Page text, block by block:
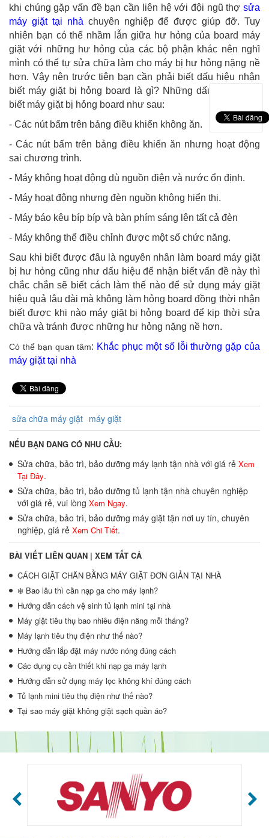
khi chúng gặp vấn đề bạn cần liên hệ với đội ngũ thợ sửa
máy giặt tại nhà chuyên nghiệp để được giúp đỡ. Tuy
nhiên bạn có thể nhầm lẫn giữa hư hỏng của board máy
giặt với những hư hỏng của các bộ phận khác nên nghĩ
mình có thể tự sửa chữa làm cho máy bị hư hỏng nặng nề
hơn. Vậy nên trước tiên bạn cần phải biết dấu hiệu nhận
biết máy giặt bị hỏng board là gì? Những dấu hiệu nhận
biết máy giặt bị hỏng board như sau:
- Các nút bấm trên bảng điều khiển không ăn.
- Các nút bấm trên bảng điều khiển ăn nhưng hoạt động
sai chương trình.
- Máy không hoạt động dù nguồn điện và nước ổn định.
- Máy hoạt động nhưng đèn nguồn không hiển thị.
- Máy báo kêu bíp bíp và bàn phím sáng lên tất cả đèn
- Máy không thể điều chỉnh được một số chức năng.
Sau khi biết được đâu là nguyên nhân làm board máy giặt
bị hư hỏng cũng như dấu hiệu để nhận biết vấn đề này thì
chắc chắn sẽ biết cách làm thế nào để sử dụng máy giặt
hiệu quả lâu dài mà không làm hỏng board đồng thời nhận
biết được khi nào máy giặt bị hỏng board để kịp thời sửa
chữa và tránh được những hư hỏng nặng nề hơn.
Có thể bạn quan tâm: Khắc phục một số lỗi thường gặp của
máy giặt tại nhà
sửa chữa máy giặt máy giặt
NẾU BẠN ĐANG CÓ NHU CẦU:
Sửa chữa, bảo trì, bảo dưỡng máy lạnh tận nhà với giá rẻ Xem
Tại Đây.
Sửa chữa, bảo trì, bảo dưỡng tủ lạnh tận nhà chuyên nghiệp
với giá rẻ, vui lòng Xem Ngay.
Sửa chữa, bảo trì, bảo dưỡng máy giặt tận nơi uy tín, chuyên
nghiệp, giá rẻ Xem Chi Tiết.
BÀI VIẾT LIÊN QUAN | XEM TẤT CẢ
CÁCH GIẶT CHĂN BẰNG MÁY GIẶT ĐƠN GIẢN TẠI NHÀ
❄️ Bao lâu thì cần nạp ga cho máy lạnh?
Hướng dẫn cách vệ sinh tủ lạnh mini tại nhà
Máy giặt tiêu thụ bao nhiêu điện năng mỗi tháng?
Máy lạnh tiêu thụ điện như thế nào?
Hướng dẫn lắp đặt máy nước nóng đúng cách
Các dụng cụ cần thiết khi nạp ga máy lạnh
Hướng dẫn sử dụng máy lọc không khí đúng cách
Tủ lạnh mini tiêu thụ điện như thế nào?
Tại sao máy giặt không giặt sạch quần áo?